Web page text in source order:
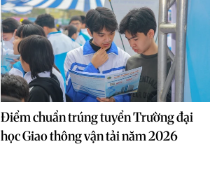
Điểm chuẩn trúng tuyển Trường đại
học Giao thông vận tải năm 2026